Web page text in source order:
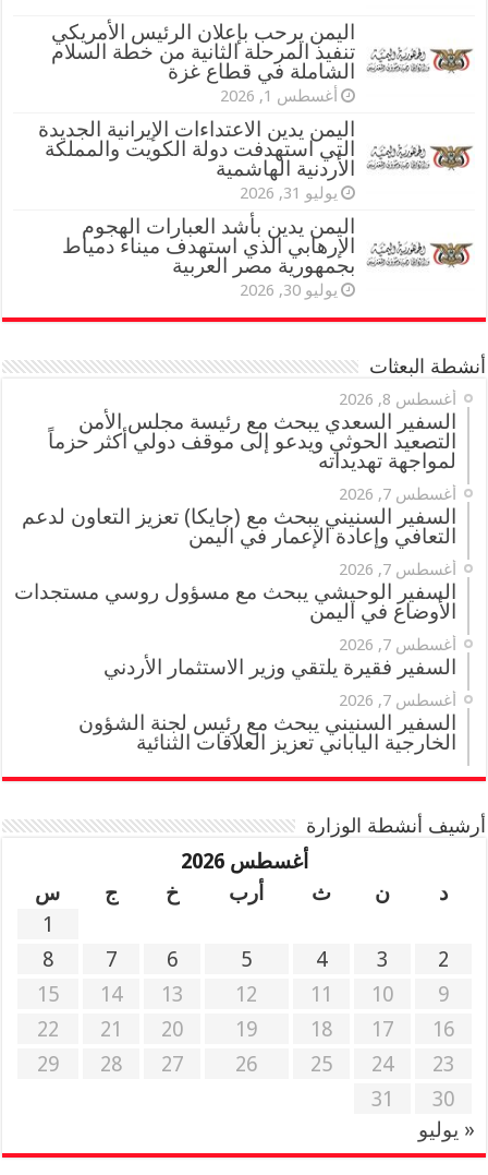
اليمن يرحب بإعلان الرئيس الأمريكي
تنفيذ المرحلة الثانية من خطة السلام
الشاملة في قطاع غزة
أغسطس 1, 2026
اليمن يدين الاعتداءات الإيرانية الجديدة
التي استهدفت دولة الكويت والمملكة
الأردنية الهاشمية
يوليو 31, 2026
اليمن يدين بأشد العبارات الهجوم
الإرهابي الذي استهدف ميناء دمياط
بجمهورية مصر العربية
يوليو 30, 2026
أنشطة البعثات
أغسطس 8, 2026
السفير السعدي يبحث مع رئيسة مجلس الأمن
التصعيد الحوثي ويدعو إلى موقف دولي أكثر حزماً
لمواجهة تهديداته
أغسطس 7, 2026
السفير السنيني يبحث مع (جايكا) تعزيز التعاون لدعم
التعافي وإعادة الإعمار في اليمن
أغسطس 7, 2026
السفير الوحيشي يبحث مع مسؤول روسي مستجدات
الأوضاع في اليمن
أغسطس 7, 2026
السفير فقيرة يلتقي وزير الاستثمار الأردني
أغسطس 7, 2026
السفير السنيني يبحث مع رئيس لجنة الشؤون
الخارجية الياباني تعزيز العلاقات الثنائية
أرشيف أنشطة الوزارة
أغسطس 2026
د
ن ث أرب خ ج
س
1
2
3
4
5
6
7
8
9
10
11
12
13
14
15
16
17
18
19
20
21
22
23
24
25
26
27
28
29
30
31
« يوليو